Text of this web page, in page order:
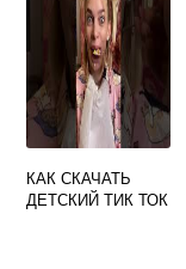
КАК СКАЧАТЬ
ДЕТСКИЙ ТИК ТОК